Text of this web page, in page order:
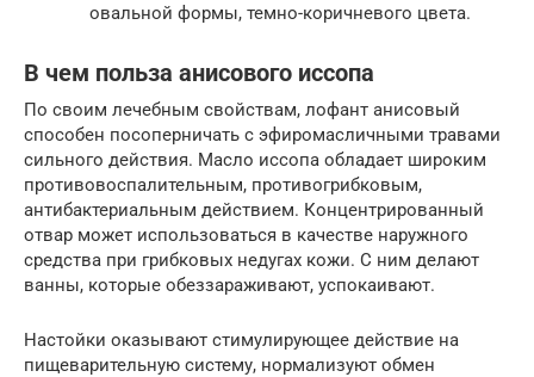
овальной формы, темно-коричневого цвета.
В чем польза анисового иссопа
По своим лечебным свойствам, лофант анисовый
способен посоперничать с эфиромасличными травами
сильного действия. Масло иссопа обладает широким
противовоспалительным, противогрибковым,
антибактериальным действием. Концентрированный
отвар может использоваться в качестве наружного
средства при грибковых недугах кожи. С ним делают
ванны, которые обеззараживают, успокаивают.
Настойки оказывают стимулирующее действие на
пищеварительную систему, нормализуют обмен